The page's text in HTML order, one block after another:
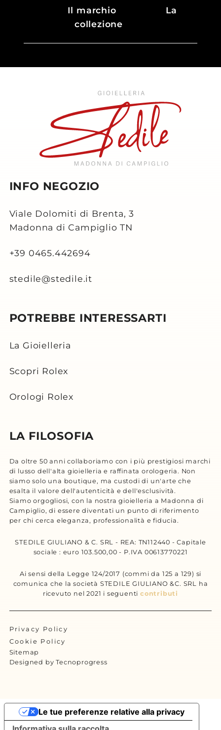
Il marchio
La
collezione
INFO NEGOZIO
Viale Dolomiti di Brenta, 3
Madonna di Campiglio TN
+39 0465.442694
stedile@stedile.it
POTREBBE INTERESSARTI
La Gioielleria
Scopri Rolex
Orologi Rolex
LA FILOSOFIA
Da oltre 50 anni collaboriamo con i più prestigiosi marchi
di lusso dell'alta gioielleria e raffinata orologeria. Non
siamo solo una boutique, ma custodi di un'arte che
esalta il valore dell'autenticità e dell'esclusività.
Siamo orgogliosi, con la nostra gioielleria a Madonna di
Campiglio, di essere diventati un punto di riferimento
per chi cerca eleganza, professionalità e fiducia.
STEDILE GIULIANO & C. SRL - REA: TN112440 - Capitale
sociale : euro 103.500,00 - P.IVA 00613770221
Ai sensi della Legge 124/2017 (commi da 125 a 129) si
comunica che la società STEDILE GIULIANO &C. SRL ha
ricevuto nel 2021 i seguenticontributi
Privacy Policy
Cookie Policy
Sitemap
Designed by Tecnoprogress
Le tue preferenze relative alla privacy